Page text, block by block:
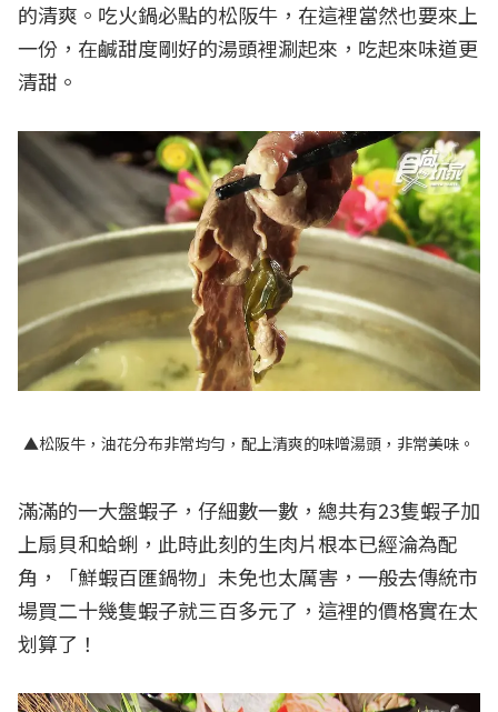
的清爽。吃火鍋必點的松阪牛，在這裡當然也要來上
一份，在鹹甜度剛好的湯頭裡涮起來，吃起來味道更
清甜。
▲松阪牛，油花分布非常均勻，配上清爽的味噌湯頭，非常美味。
滿滿的一大盤蝦子，仔細數一數，總共有23隻蝦子加
上扇貝和蛤蜊，此時此刻的生肉片根本已經淪為配
角，「鮮蝦百匯鍋物」未免也太厲害，一般去傳統市
場買二十幾隻蝦子就三百多元了，這裡的價格實在太
划算了！